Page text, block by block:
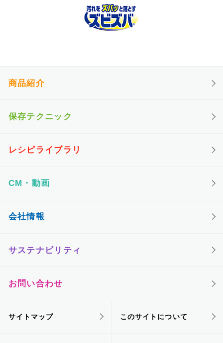
商品紹介
保存テクニック
レシピライブラリ
CM・動画
会社情報
サステナビリティ
お問い合わせ
サイトマップ このサイトについて